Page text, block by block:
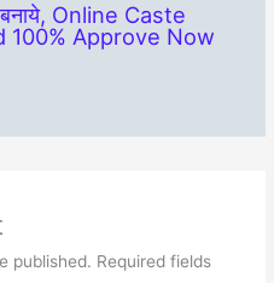
बनाये, Online Caste
Approve Now
published. Required fields